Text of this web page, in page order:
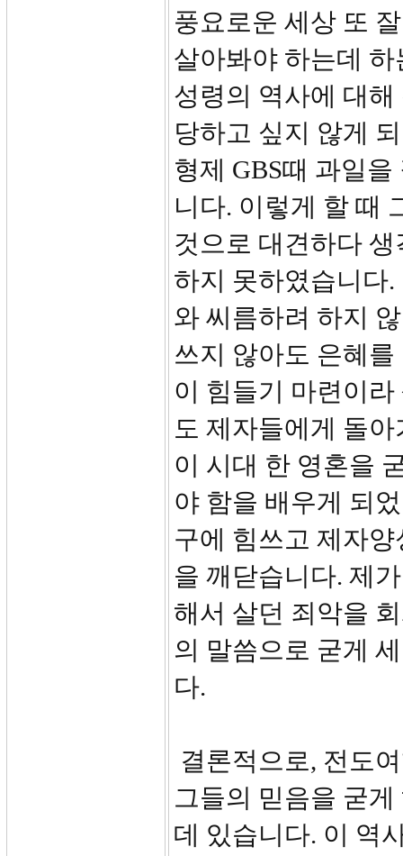
풍요로운 세상 또
살아봐야 하는데
성령의 역사에 대
당하고 싶지 않게
형제 GBS때 과일
니다. 이렇게 할 때
것으로 대견하다
하지 못하였습니다
와 씨름하려 하지
쓰지 않아도 은혜
이 힘들기 마련이
도 제자들에게 돌
이 시대 한 영혼을
야 함을 배우게 되
구에 힘쓰고 제자
을 깨닫습니다. 제
해서 살던 죄악을
의 말씀으로 굳게
다.
결론적으로, 전도
그들의 믿음을 굳
데 있습니다. 이 역